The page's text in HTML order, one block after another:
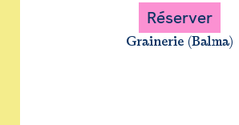
Réserver
Grainerie (Balma)